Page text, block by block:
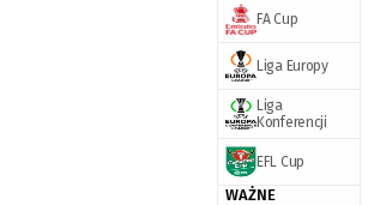
FA Cup
Liga Europy
Liga
Konferencji
EFL Cup
WAŻNE